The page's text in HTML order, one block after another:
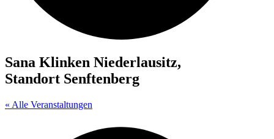
Sana Klinken Niederlausitz,
Standort Senftenberg
« Alle Veranstaltungen